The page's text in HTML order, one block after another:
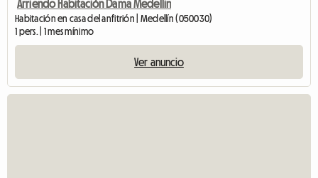
Arriendo Habitación Dama Medellin
Habitación en casa del anfitrión | Medellín (050030)
1 pers. | 1 mes mínimo
Ver anuncio